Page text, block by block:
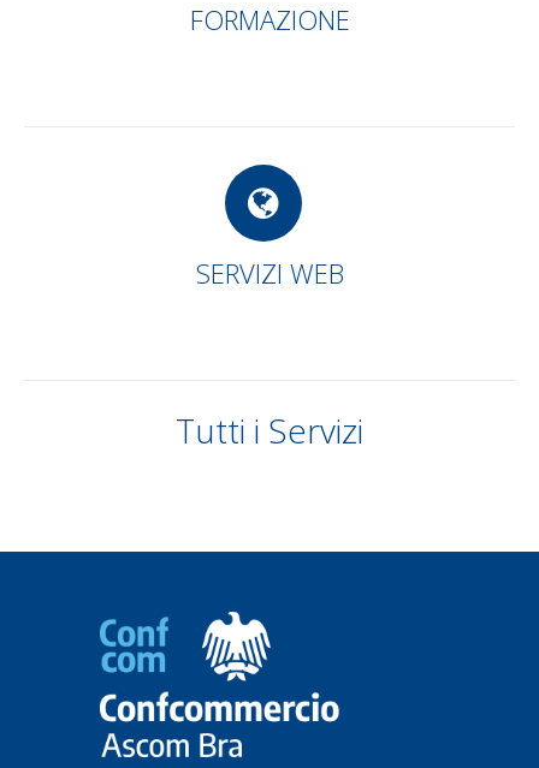
FORMAZIONE
SERVIZI WEB
Tutti i Servizi